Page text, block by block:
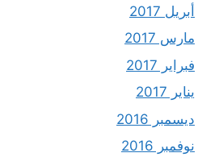
أبريل 2017
مارس 2017
فبراير 2017
يناير 2017
ديسمبر 2016
نوفمبر 2016